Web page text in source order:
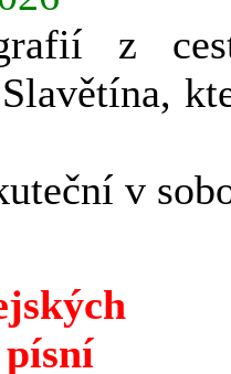
z
v
písní